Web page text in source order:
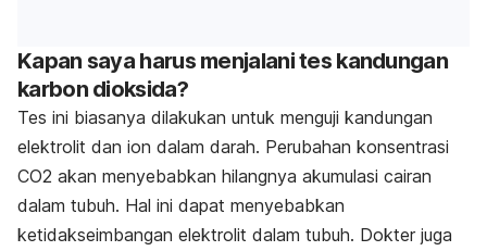
Kapan saya harus menjalani tes kandungan
karbon dioksida?
Tes ini biasanya dilakukan untuk menguji kandungan
elektrolit dan ion dalam darah. Perubahan konsentrasi
CO2 akan menyebabkan hilangnya akumulasi cairan
dalam tubuh. Hal ini dapat menyebabkan
ketidakseimbangan elektrolit dalam tubuh. Dokter juga